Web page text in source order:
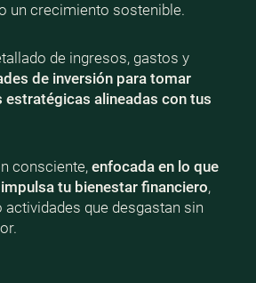
un crecimiento sostenible.
de ingresos, gastos y
de inversión para tomar
estratégicas alineadas con tus
consciente, enfocada en lo que
tu bienestar financiero,
actividades que desgastan sin